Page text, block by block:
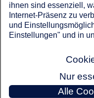
Musterhaus Wuppertal Hausnummer 7
ihnen sind essenziell,
Internet-Präsenz zu
und
Einstellungen" und in
Nur
Alle